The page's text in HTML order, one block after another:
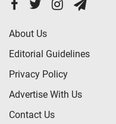
About Us
Editorial Guidelines
Privacy Policy
Advertise With Us
Contact Us